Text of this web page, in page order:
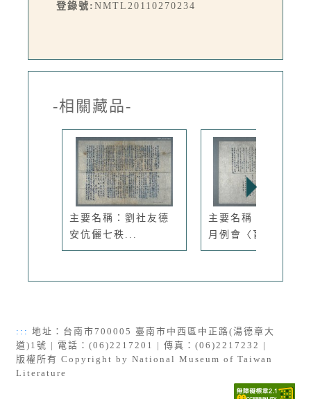
登錄號: NMTL20110270234
-相關藏品-
主要名稱：劉社友德
安伉儷七秩...
主要名稱：興賢吟社
月例會〈盲...
::: 地址：台南市700005 臺南市中西區中正路(湯德章大
道)1號 | 電話：(06)2217201 | 傳真：(06)2217232 |
版權所有 Copyright by National Museum of Taiwan
Literature